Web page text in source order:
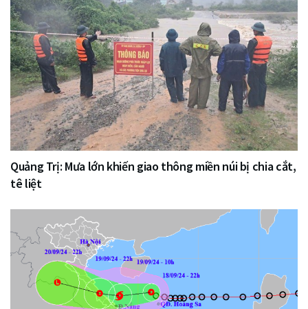
Quảng Trị: Mưa lớn khiến giao thông miền núi bị chia cắt,
tê liệt